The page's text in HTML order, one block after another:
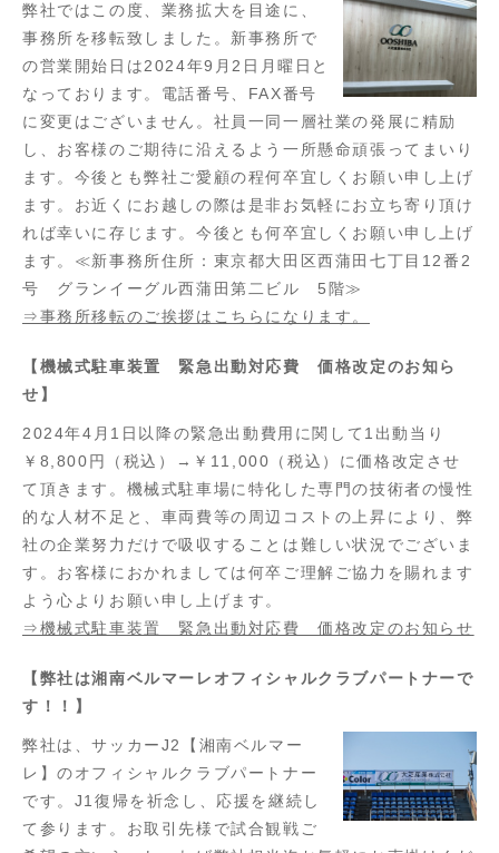
弊社ではこの度、業務拡大を目途に、
事務所を移転致しました。新事務所で
の営業開始日は2024年9月2日月曜日と
なっております。電話番号、FAX番号
に変更はございません。社員一同一層社業の発展に精励
し、お客様のご期待に沿えるよう一所懸命頑張ってまいり
ます。今後とも弊社ご愛顧の程何卒宜しくお願い申し上げ
ます。お近くにお越しの際は是非お気軽にお立ち寄り頂け
れば幸いに存じます。今後とも何卒宜しくお願い申し上げ
ます。≪新事務所住所：東京都大田区西蒲田七丁目12番2
号 グランイーグル西蒲田第二ビル 5階≫
⇒事務所移転のご挨拶はこちらになります。
【機械式駐車装置 緊急出動対応費 価格改定のお知ら
せ】
2024年4月1日以降の緊急出動費用に関して1出動当り
￥8,800円（税込）→￥11,000（税込）に価格改定させ
て頂きます。機械式駐車場に特化した専門の技術者の慢性
的な人材不足と、車両費等の周辺コストの上昇により、弊
社の企業努力だけで吸収することは難しい状況でございま
す。お客様におかれましては何卒ご理解ご協力を賜れます
よう心よりお願い申し上げます。
⇒機械式駐車装置 緊急出動対応費 価格改定のお知らせ
【弊社は湘南ベルマーレオフィシャルクラブパートナーで
す！！】
弊社は、サッカーJ2【湘南ベルマー
レ】のオフィシャルクラブパートナー
です。J1復帰を祈念し、応援を継続し
て参ります。お取引先様で試合観戦ご